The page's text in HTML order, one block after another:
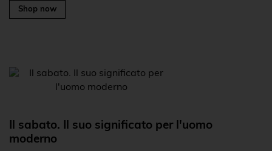
Shop now
Il sabato. Il suo significato per l'uomo
moderno